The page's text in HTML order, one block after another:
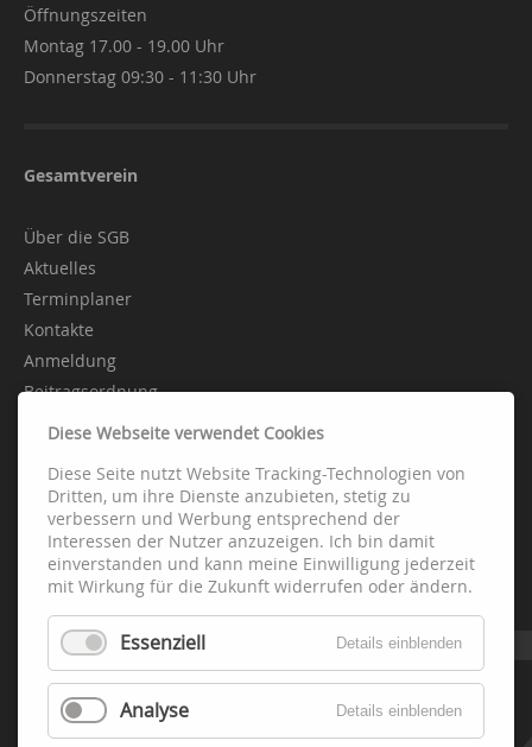
Öffnungszeiten
Montag 17.00 - 19.00 Uhr
Donnerstag 09:30 - 11:30 Uhr
Gesamtverein
Über die SGB
Aktuelles
Terminplaner
Kontakte
Anmeldung
Beitragsordnung
Abteilungen
Fussball
Handball
Leichtathletik
Schach
Tennis
Tischtennis
Fitness-Gesundheit-Turnen
Diese Webseite verwendet Cookies
Diese Seite nutzt Website Tracking-Technologien von
Dritten, um ihre Dienste anzubieten, stetig zu
verbessern und Werbung entsprechend der
Interessen der Nutzer anzuzeigen. Ich bin damit
einverstanden und kann meine Einwilligung jederzeit
mit Wirkung für die Zukunft widerrufen oder ändern.
Essenziell Details einblenden
Analyse Details einblenden